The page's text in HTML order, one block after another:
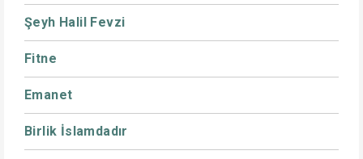
Şeyh Halil Fevzi
Fitne
Emanet
Birlik İslamdadır